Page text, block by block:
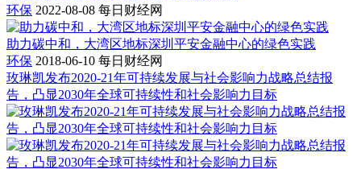
环保 2022-08-08 每日财经网
助力碳中和，大湾区地标深圳平安金融中心的绿色实践
环保 2018-06-10 每日财经网
玫琳凯发布2020-21年可持续发展与社会影响力战略总结报
告，凸显2030年全球可持续性和社会影响力目标